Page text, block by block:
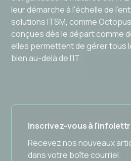
leur démarche à l'échelle de
solutions ITSM, comme
conçues dès le départ comme
elles permettent de gérer tous
bien au-delà de l'IT.
Inscrivez-vous à
Recevez nos nouveaux
dans votre boîte courriel.